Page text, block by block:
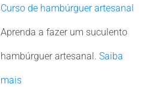
Curso de hambúrguer artesanal
Aprenda a fazer um suculento
hambúrguer artesanal. Saiba
mais